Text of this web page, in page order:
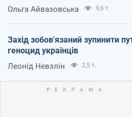
Ольга Айвазовська 9,6 т.
Захід зобов'язаний зупинити
геноцид українців
Леонід Невзлін 2,5 т.